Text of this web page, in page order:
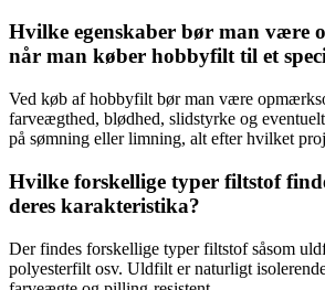
Hvilke egenskaber bør man være
når man køber hobbyfilt til et
Ved køb af hobbyfilt bør man være
farveægthed, blødhed, slidstyrke og
på sømning eller limning, alt efter hvilket
Hvilke forskellige typer filtstof
deres karakteristika?
Der findes forskellige typer filtstof såsom
polyesterfilt osv. Uldfilt er naturligt